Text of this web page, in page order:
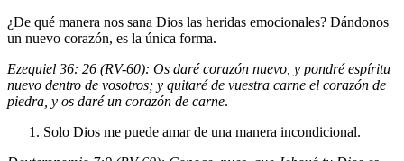
¿De qué manera nos sana Dios las heridas emocionales? Dándonos
un nuevo corazón, es la única forma.
Ezequiel 36: 26 (RV-60): Os daré corazón nuevo, y pondré espíritu
nuevo dentro de vosotros; y quitaré de vuestra carne el corazón de
piedra, y os daré un corazón de carne.
Solo Dios me puede amar de una manera incondicional.